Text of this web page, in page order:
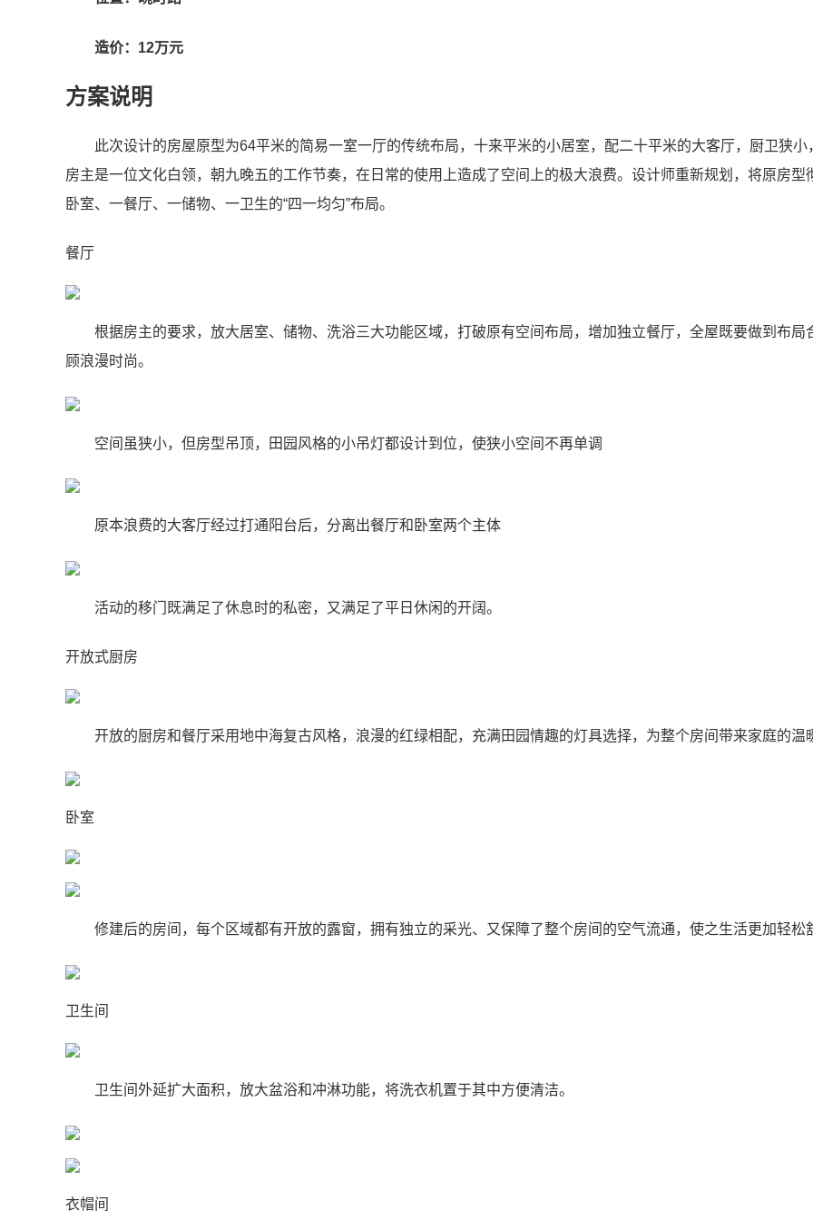
造价：12万元
方案说明
此次设计的房屋原型为64平米的简易一室一厅的传统布局，十来平米的小居室，配二十平米的大客厅，厨卫狭小
房主是一位文化白领，朝九晚五的工作节奏，在日常的使用上造成了空间上的极大浪费。设计师重新规划，将原房型
卧室、一餐厅、一储物、一卫生的“四一均匀”布局。
餐厅
根据房主的要求，放大居室、储物、洗浴三大功能区域，打破原有空间布局，增加独立餐厅，全屋既要做到布局
顾浪漫时尚。
空间虽狭小，但房型吊顶，田园风格的小吊灯都设计到位，使狭小空间不再单调
原本浪费的大客厅经过打通阳台后，分离出餐厅和卧室两个主体
活动的移门既满足了休息时的私密，又满足了平日休闲的开阔。
开放式厨房
开放的厨房和餐厅采用地中海复古风格，浪漫的红绿相配，充满田园情趣的灯具选择，为整个房间带来家庭的温
卧室
修建后的房间，每个区域都有开放的露窗，拥有独立的采光、又保障了整个房间的空气流通，使之生活更加轻松
卫生间
卫生间外延扩大面积，放大盆浴和冲淋功能，将洗衣机置于其中方便清洁。
衣帽间